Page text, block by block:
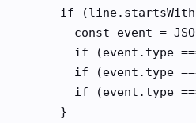
if
const event =
if (event.type
if (event.type
if (event.type
    }